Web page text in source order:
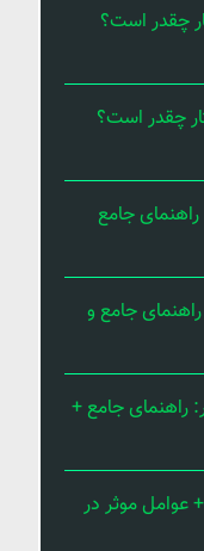
چقدر است؟
چقدر است؟
راهنمای جامع
راهنمای جامع و
راهنمای جامع +
عوامل موثر در